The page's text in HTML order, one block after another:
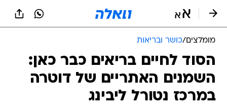
מומלצים/כושר ובריאות
הסוד לחיים בריאים כבר כאן:
השמנים האתריים של דוטרה
במרכז נטורל ליבינג